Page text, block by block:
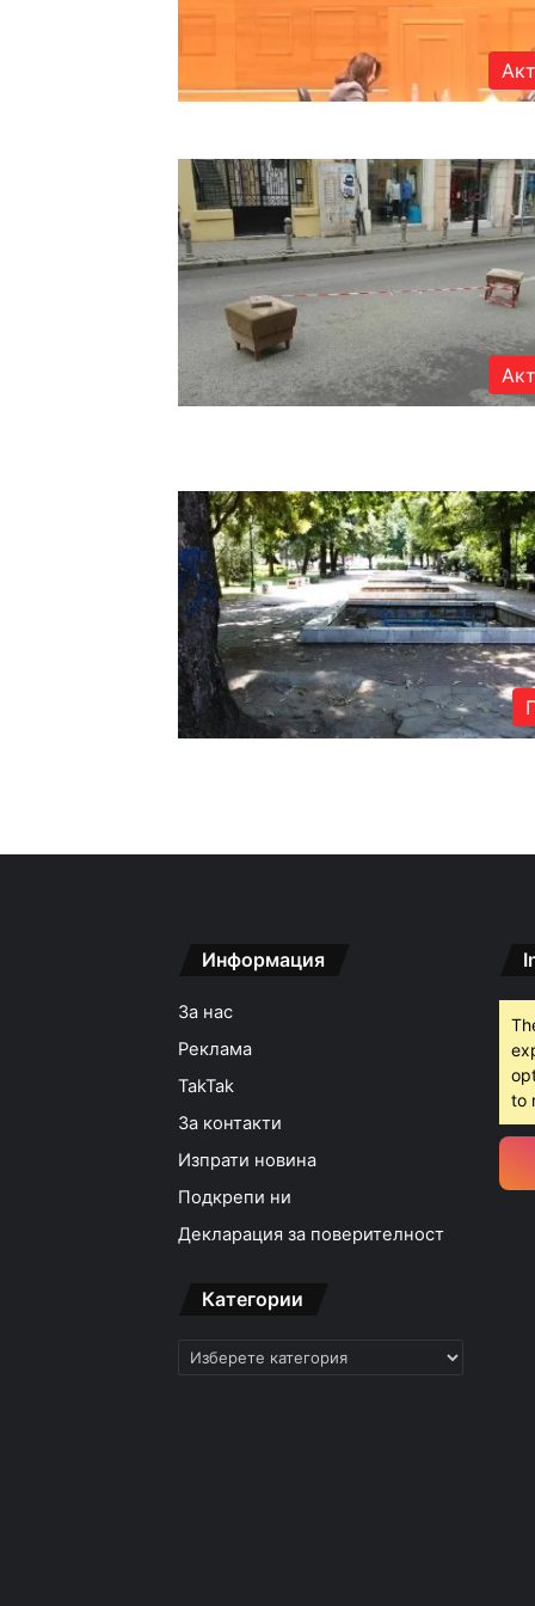
Информация
За нас
Реклама
TakTak
За контакти
Изпрати новина
Подкрепи ни
Декларация за поверителност
Категории
Категории
to